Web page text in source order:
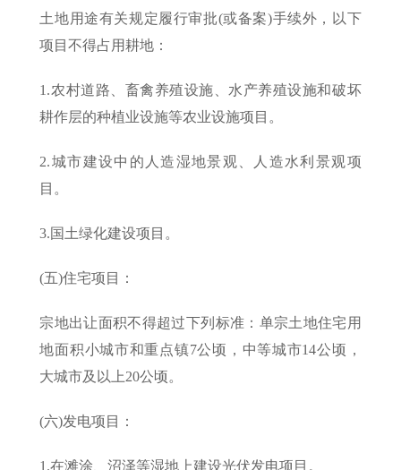
土地用途有关规定履行审批(或备案)手续外，以下
项目不得占用耕地：
1.农村道路、畜禽养殖设施、水产养殖设施和破坏
耕作层的种植业设施等农业设施项目。
2.城市建设中的人造湿地景观、人造水利景观项
目。
3.国土绿化建设项目。
(五)住宅项目：
宗地出让面积不得超过下列标准：单宗土地住宅用
地面积小城市和重点镇7公顷，中等城市14公顷，
大城市及以上20公顷。
(六)发电项目：
1.在滩涂、沼泽等湿地上建设光伏发电项目。